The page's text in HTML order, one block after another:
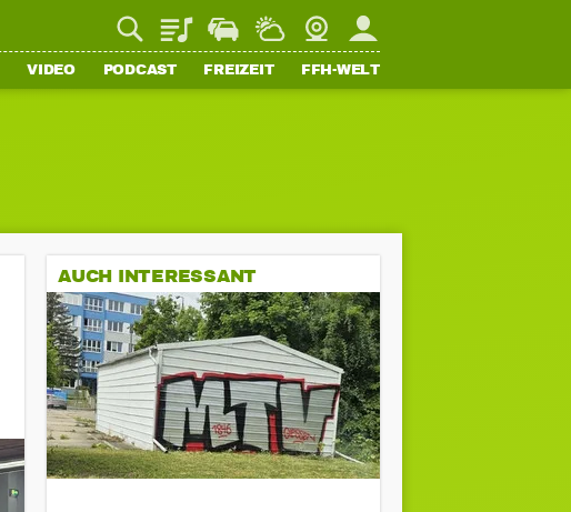
PlaylistStaupilotWetterWebcamMein FFH
VIDEO PODCAST FREIZEIT FFH-WELT
AUCH INTERESSANT